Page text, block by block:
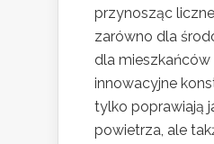
przynosząc
zarówno dla
dla mieszkańców
innowacyjne
tylko poprawiają
powietrza, ale